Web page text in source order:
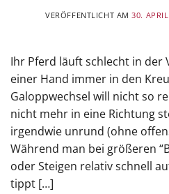
VERÖFFENTLICHT AM30.
Ihr Pferd läuft schlecht in der
einer Hand immer in den
Galoppwechsel will nicht so
nicht mehr in eine Richtung
irgendwie unrund (ohne
Während man bei größeren
oder Steigen relativ schnell
tippt […]